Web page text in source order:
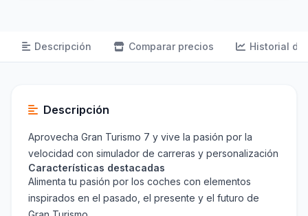
Descripción Comparar precios Historial de
Descripción
Aprovecha Gran Turismo 7 y vive la pasión por la
velocidad con simulador de carreras y personalización
Características destacadas
Alimenta tu pasión por los coches con elementos
inspirados en el pasado, el presente y el futuro de